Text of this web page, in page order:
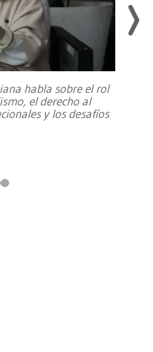
habla sobre el rol
el derecho al
y los desafíos